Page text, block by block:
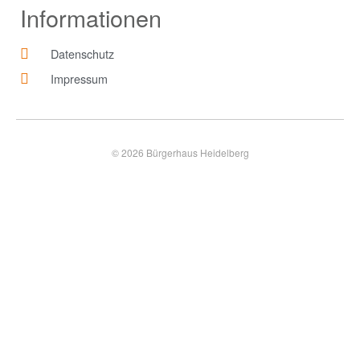
Informationen
Datenschutz
Impressum
© 2026 Bürgerhaus Heidelberg